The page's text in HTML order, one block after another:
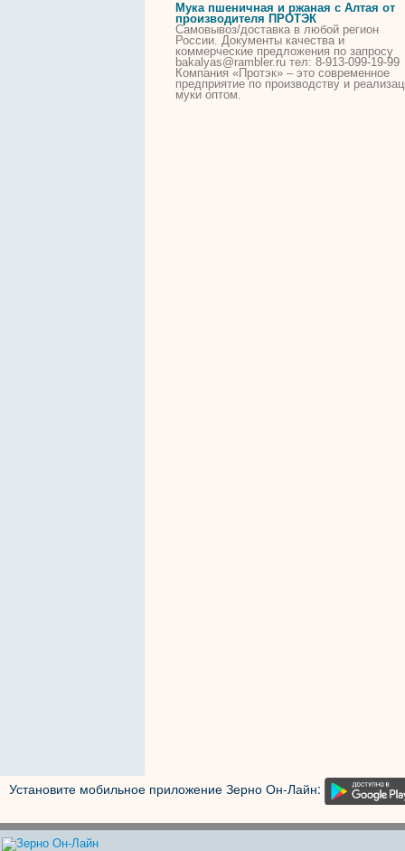
Мука пшеничная и ржаная с Алтая от
производителя ПРОТЭК
Самовывоз/доставка в любой регион
России. Документы качества и
коммерческие предложения по запросу
bakalyas@rambler.ru тел: 8-913-099-19-99
Компания «Протэк» – это современное
предприятие по производству и
муки оптом.
Установите мобильное приложение Зерно Он-Лайн: